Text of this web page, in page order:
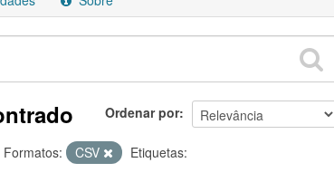
Ordenar por
Formatos: CSV
Etiquetas: